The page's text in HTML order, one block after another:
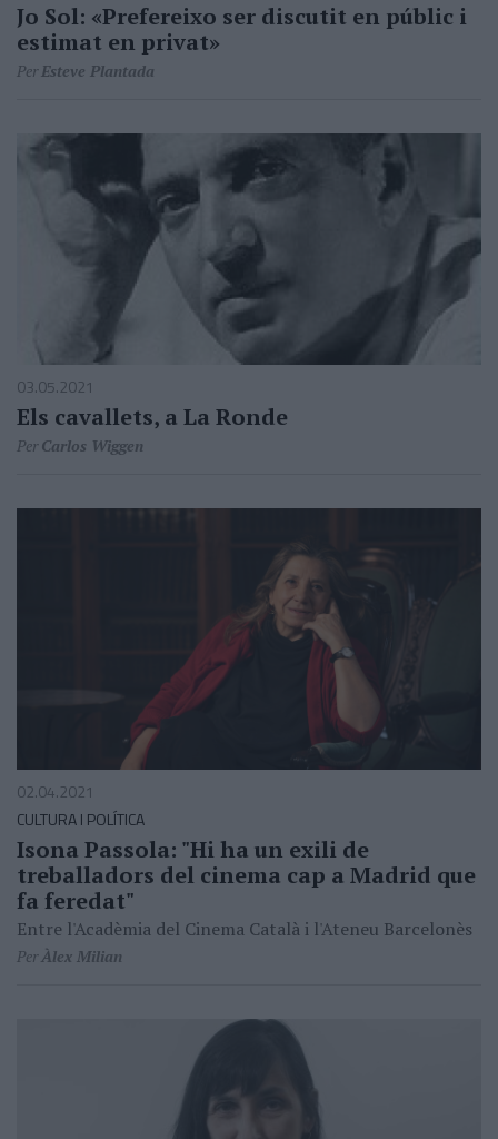
Jo Sol: «Prefereixo ser discutit en públic i
estimat en privat»
PerEsteve Plantada
03.05.2021
Els cavallets, a La Ronde
PerCarlos Wiggen
02.04.2021
CULTURA I POLÍTICA
Isona Passola: "Hi ha un exili de
treballadors del cinema cap a Madrid que
fa feredat"
Entre l'Acadèmia del Cinema Català i l'Ateneu Barcelonès
PerÀlex Milian